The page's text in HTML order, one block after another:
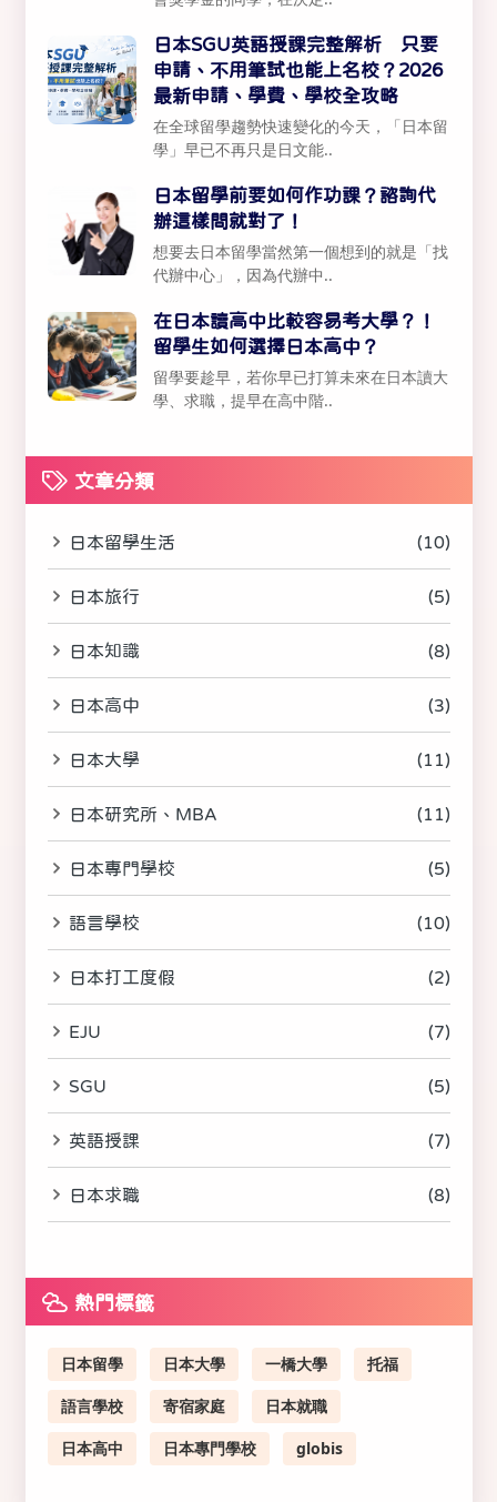
日本SGU英語授課完整解析 只要
申請、不用筆試也能上名校？2026
最新申請、學費、學校全攻略
在全球留學趨勢快速變化的今天，「日本留
學」早已不再只是日文能..
日本留學前要如何作功課？諮詢代
辦這樣問就對了！
想要去日本留學當然第一個想到的就是「找
代辦中心」，因為代辦中..
在日本讀高中比較容易考大學？！
留學生如何選擇日本高中？
留學要趁早，若你早已打算未來在日本讀大
學、求職，提早在高中階..
文章分類
日本留學生活 (10)
日本旅行 (5)
日本知識 (8)
日本高中 (3)
日本大學 (11)
日本研究所、MBA (11)
日本專門學校 (5)
語言學校 (10)
日本打工度假 (2)
EJU (7)
SGU (5)
英語授課 (7)
日本求職 (8)
熱門標籤
日本留學 日本大學 一橋大學
托福
語言學校
寄宿家庭
日本就職
日本高中
日本專門學校 globis